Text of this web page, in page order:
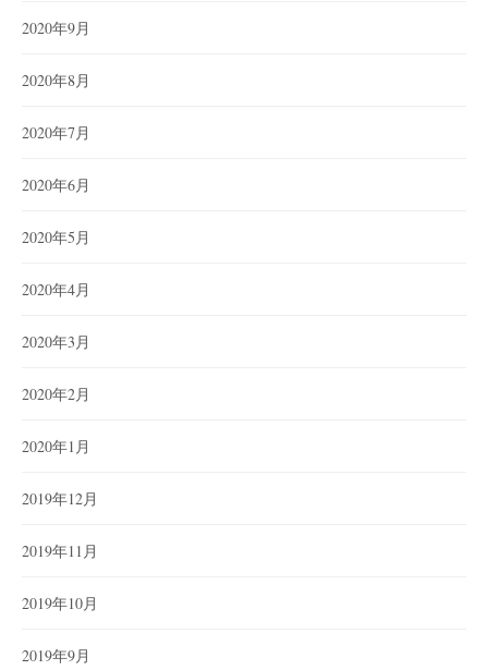
2020年9月
2020年8月
2020年7月
2020年6月
2020年5月
2020年4月
2020年3月
2020年2月
2020年1月
2019年12月
2019年11月
2019年10月
2019年9月